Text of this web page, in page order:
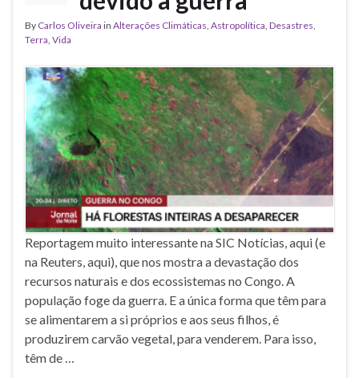
By Carlos Oliveira in Alterações Climáticas, Astropolítica, Desastres,
Terra, Vida
Reportagem muito interessante na SIC Notícias, aqui (e
na Reuters, aqui), que nos mostra a devastação dos
recursos naturais e dos ecossistemas no Congo. A
população foge da guerra. E a única forma que têm para
se alimentarem a si próprios e aos seus filhos, é
produzirem carvão vegetal, para venderem. Para isso,
têm de …